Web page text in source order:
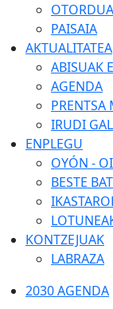
PAISAIA
AKTUALITATEA
ABISUAK
AGENDA
IRUDI
ENPLEGU
OYÓN -
BESTE
KONTZEJUAK
LABRAZA
2030 AGENDA